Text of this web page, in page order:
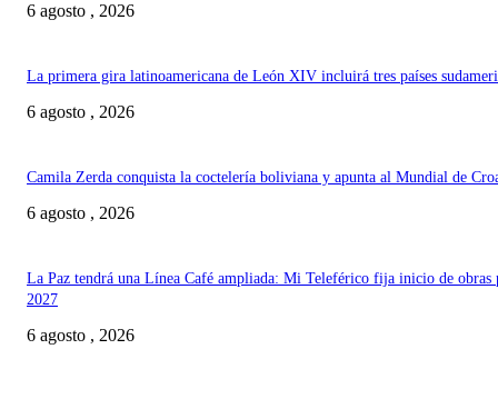
6 agosto , 2026
La primera gira latinoamericana de León XIV incluirá tres países
6 agosto , 2026
Camila Zerda conquista la coctelería boliviana y apunta al Mundial de
6 agosto , 2026
La Paz tendrá una Línea Café ampliada: Mi Teleférico fija inicio de obras
2027
6 agosto , 2026